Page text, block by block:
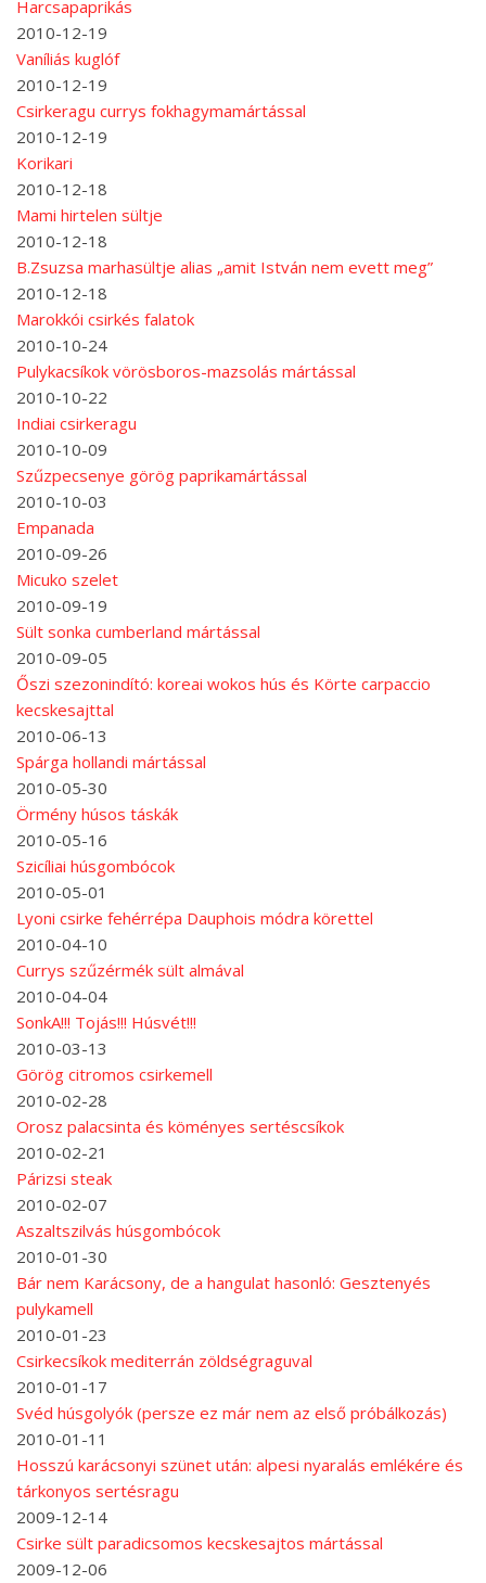
Harcsapaprikás
2010-12-19
Vaníliás kuglóf
2010-12-19
Csirkeragu currys fokhagymamártással
2010-12-19
Korikari
2010-12-18
Mami hirtelen sültje
2010-12-18
B.Zsuzsa marhasültje alias „amit István nem evett meg”
2010-12-18
Marokkói csirkés falatok
2010-10-24
Pulykacsíkok vörösboros-mazsolás mártással
2010-10-22
Indiai csirkeragu
2010-10-09
Szűzpecsenye görög paprikamártással
2010-10-03
Empanada
2010-09-26
Micuko szelet
2010-09-19
Sült sonka cumberland mártással
2010-09-05
Őszi szezonindító: koreai wokos hús és Körte carpaccio
kecskesajttal
2010-06-13
Spárga hollandi mártással
2010-05-30
Örmény húsos táskák
2010-05-16
Szicíliai húsgombócok
2010-05-01
Lyoni csirke fehérrépa Dauphois módra körettel
2010-04-10
Currys szűzérmék sült almával
2010-04-04
SonkA!!! Tojás!!! Húsvét!!!
2010-03-13
Görög citromos csirkemell
2010-02-28
Orosz palacsinta és köményes sertéscsíkok
2010-02-21
Párizsi steak
2010-02-07
Aszaltszilvás húsgombócok
2010-01-30
Bár nem Karácsony, de a hangulat hasonló: Gesztenyés
pulykamell
2010-01-23
Csirkecsíkok mediterrán zöldségraguval
2010-01-17
Svéd húsgolyók (persze ez már nem az első próbálkozás)
2010-01-11
Hosszú karácsonyi szünet után: alpesi nyaralás emlékére és
tárkonyos sertésragu
2009-12-14
Csirke sült paradicsomos kecskesajtos mártással
2009-12-06